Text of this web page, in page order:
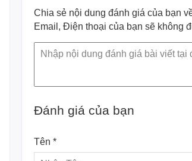
Chia sẻ nội dung đánh giá của bạn
Email, Điện thoại của bạn sẽ không
Đánh giá của bạn
Tên *